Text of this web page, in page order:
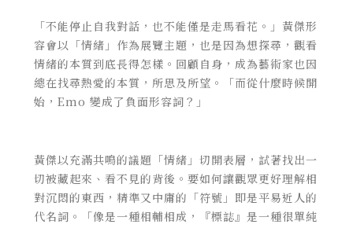
「不能停止自我對話，也不能僅是走馬看花。」黃傑形
容會以「情緒」作為展覽主題，也是因為想探尋，觀看
情緒的本質到底長得怎樣。回顧自身，成為藝術家也因
總在找尋熱愛的本質，所思及所望。「而從什麼時候開
始，Emo 變成了負面形容詞？」
黃傑以充滿共鳴的議題「情緒」切開表層，試著找出一
切被藏起來、看不見的背後。要如何讓觀眾更好理解相
對沉悶的東西，精準又中庸的「符號」即是平易近人的
代名詞。「像是一種相輔相成，『標誌』是一種很單純